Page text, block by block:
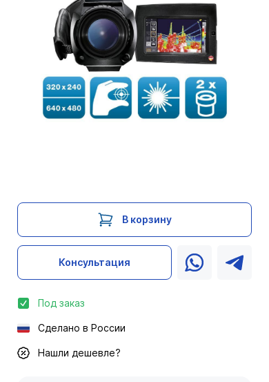
В корзину
Консультация
Под заказ
Сделано в России
Нашли дешевле?